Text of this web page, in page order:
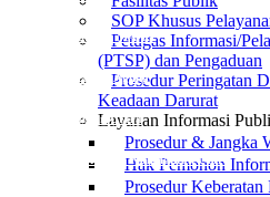
SOP Khusus
Petugas Informasi/
(PTSP) dan Pengaduan
Prosedur Peringatan
Keadaan Darurat
Layanan Informasi
Prosedur & Jangka
Hak Pemohon
Prosedur Keberatan
Direktori Putusan MA-RI
JDIH Mahkamah Agung
PTA Kalimantan Utara
Pemerintah Provinsi Kalimantan Utara